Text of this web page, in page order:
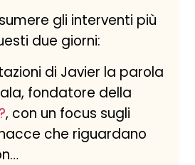
gli interventi più
due giorni:
di Javier la parola
fondatore della
, con un focus sugli
che riguardano